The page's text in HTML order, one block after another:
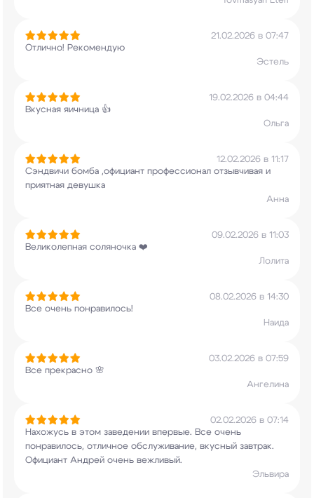
21.02.2026 в 07:47
Отлично! Рекомендую
Эстель
19.02.2026 в 04:44
Вкусная яичница 👍
Ольга
12.02.2026 в 11:17
Сэндвичи бомба ,официант профессионал отзывчивая и
приятная девушка
Анна
09.02.2026 в 11:03
Великолепная соляночка ❤️
Лолита
08.02.2026 в 14:30
Все очень понравилось!
Наида
03.02.2026 в 07:59
Все прекрасно 🌸
Ангелина
02.02.2026 в 07:14
Нахожусь в этом заведении впервые. Все очень
понравилось, отличное обслуживание, вкусный завтрак.
Официант Андрей очень вежливый.
Эльвира